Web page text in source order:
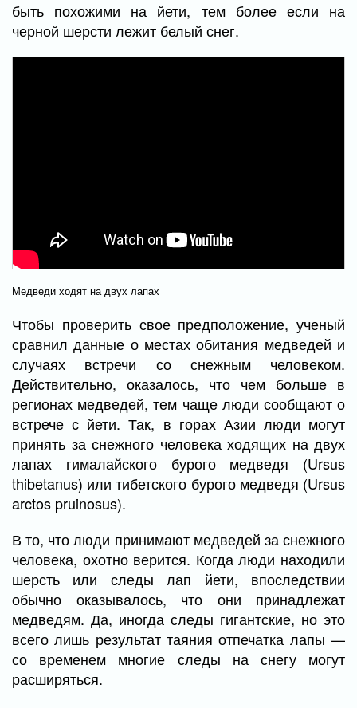
быть похожими на йети, тем более если на
черной шерсти лежит белый снег.
Медведи ходят на двух лапах
Чтобы проверить свое предположение, ученый
сравнил данные о местах обитания медведей и
случаях встречи со снежным человеком.
Действительно, оказалось, что чем больше в
регионах медведей, тем чаще люди сообщают о
встрече с йети. Так, в горах Азии люди могут
принять за снежного человека ходящих на двух
лапах гималайского бурого медведя (Ursus
thibetanus) или тибетского бурого медведя (Ursus
arctos pruinosus).
В то, что люди принимают медведей за снежного
человека, охотно верится. Когда люди находили
шерсть или следы лап йети, впоследствии
обычно оказывалось, что они принадлежат
медведям. Да, иногда следы гигантские, но это
всего лишь результат таяния отпечатка лапы —
со временем многие следы на снегу могут
расширяться.